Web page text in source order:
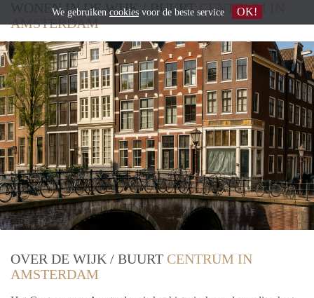
WONEN IN DE WIJK / BUURTCENTRUM IN
AMSTERDAM
OVER DE WIJK / BUURT CENTRUM IN
AMSTERDAM
We gebruiken cookies voor de beste service OK!